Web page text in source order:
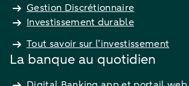
Gestion Discrétionnaire
Investissement durable
Tout savoir sur l’investissement
La banque au quotidien